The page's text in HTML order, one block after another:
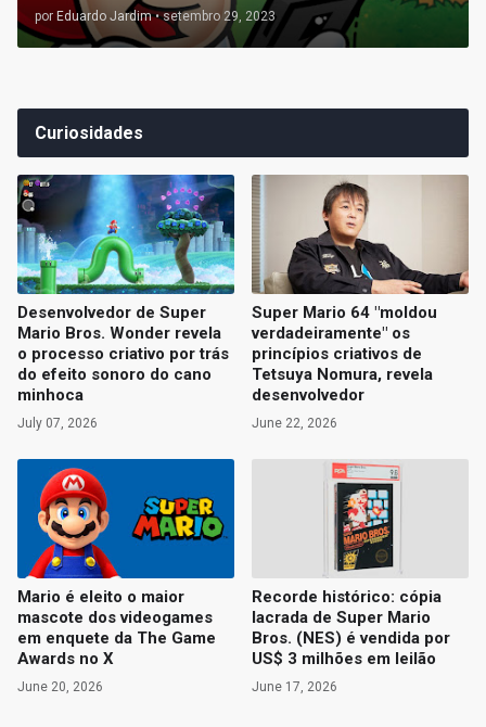
por Eduardo Jardim • setembro 29, 2023
Curiosidades
Desenvolvedor de Super
Mario Bros. Wonder revela
o processo criativo por trás
do efeito sonoro do cano
minhoca
July 07, 2026
Super Mario 64 "moldou
verdadeiramente" os
princípios criativos de
Tetsuya Nomura, revela
desenvolvedor
June 22, 2026
Mario é eleito o maior
mascote dos videogames
em enquete da The Game
Awards no X
June 20, 2026
Recorde histórico: cópia
lacrada de Super Mario
Bros. (NES) é vendida por
US$ 3 milhões em leilão
June 17, 2026